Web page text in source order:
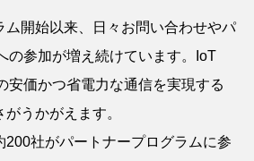
ム開始以来、日々お問い合わせやパ
の参加が増え続けています。IoT
安価かつ省電力な通信を実現する
うかがえます。
200社がパートナープログラムに参